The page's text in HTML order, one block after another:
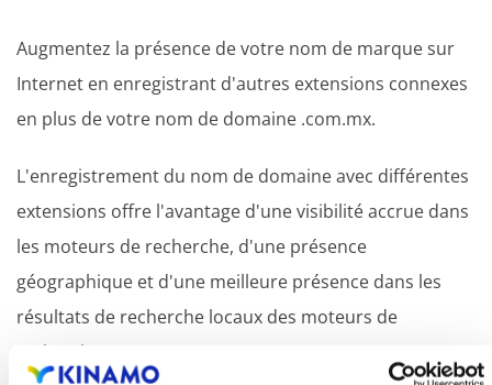
Augmentez la présence de votre nom de marque sur
Internet en enregistrant d'autres extensions connexes
en plus de votre nom de domaine .com.mx.
L'enregistrement du nom de domaine avec différentes
extensions offre l'avantage d'une visibilité accrue dans
les moteurs de recherche, d'une présence
géographique et d'une meilleure présence dans les
résultats de recherche locaux des moteurs de
recherche.